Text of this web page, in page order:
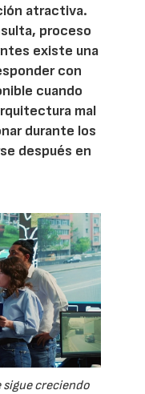
atractiva.
proceso
existe una
con
cuando
mal
durante los
después en
sigue creciendo